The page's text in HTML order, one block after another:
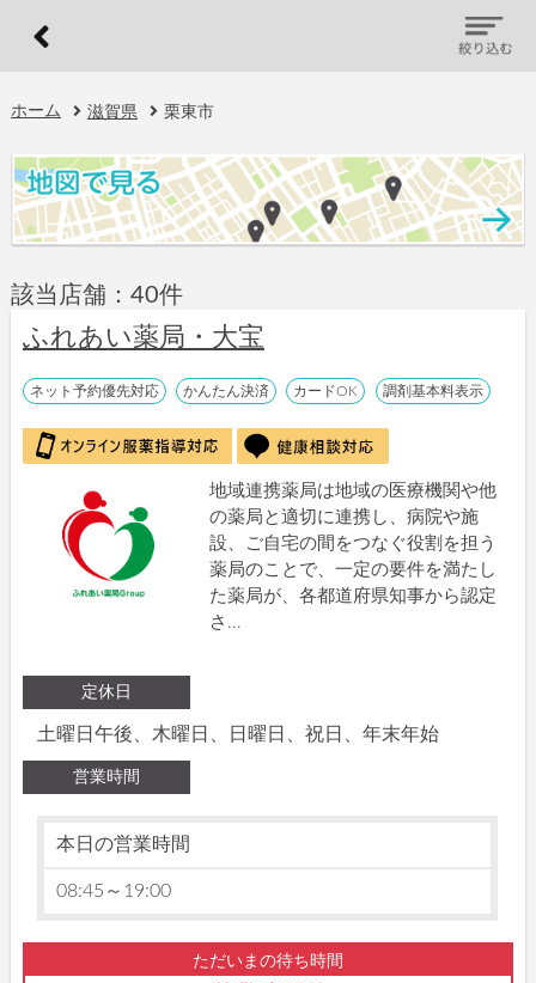
ホーム 滋賀県 栗東市
該当店舗：40件
ふれあい薬局・大宝
ネット予約優先対応 かんたん決済 カードOK 調剤基本料表示
地域連携薬局は地域の医療機関や他
の薬局と適切に連携し、病院や施
設、ご自宅の間をつなぐ役割を担う
薬局のことで、一定の要件を満たし
た薬局が、各都道府県知事から認定
さ...
定休日
土曜日午後、木曜日、日曜日、祝日、年末年始
営業時間
本日の営業時間
08:45～19:00
ただいまの待ち時間